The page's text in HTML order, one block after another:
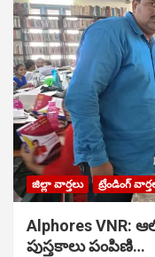
జిల్లా వార్తలు ట్రేండింగ్
Alphores VNR:
పుస్తకాలు పంపిణి…